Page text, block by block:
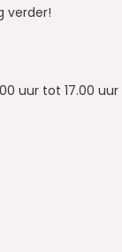
verder!
uur tot 17.00 uur